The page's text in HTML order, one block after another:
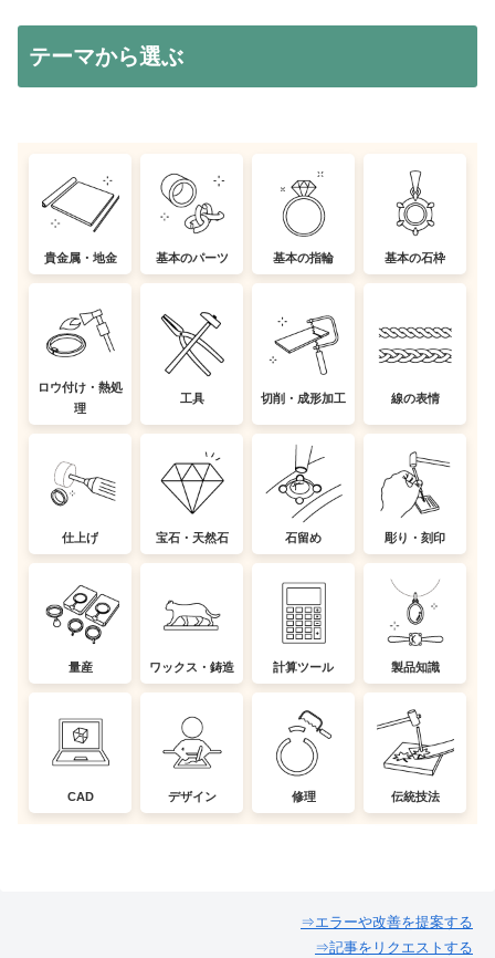
テーマから選ぶ
貴金属・地金 基本のパーツ 基本の指輪 基本の石枠
ロウ付け・熱処
理
工具 切削・成形加工 線の表情
仕上げ 宝石・天然石 石留め 彫り・刻印
量産 ワックス・鋳造 計算ツール 製品知識
CAD デザイン 修理 伝統技法
⇒エラーや改善を提案する
⇒記事をリクエストする